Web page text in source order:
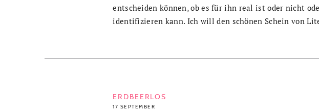
entscheiden können, ob es für ihn real ist oder nicht
identifizieren kann. Ich will den schönen Schein von
ERDBEERLOS
17 SEPTEMBER